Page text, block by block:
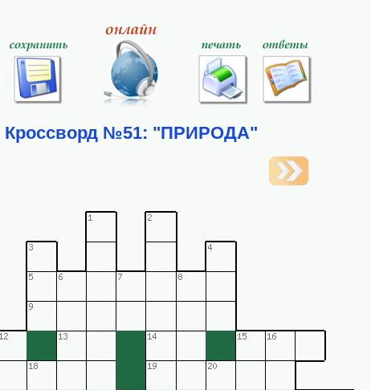
Кроссворд №51: "ПРИРОДА"